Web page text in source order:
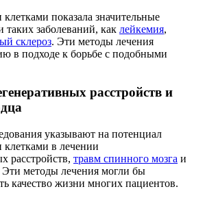
показала значительные
таких заболеваний, как лейкемия,
склероз. Эти методы лечения
в подходе к борьбе с подобными
расстройств и
указывают на потенциал
в лечении
расстройств, травм спинного мозга и
Эти методы лечения могли бы
качество жизни многих пациентов.